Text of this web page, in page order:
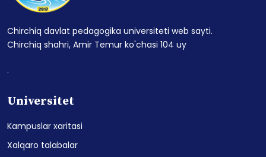
Chirchiq davlat pedagogika universiteti web sayti.
Chirchiq shahri, Amir Temur ko'chasi 104 uy
.
Universitet
Kampuslar xaritasi
Xalqaro talabalar